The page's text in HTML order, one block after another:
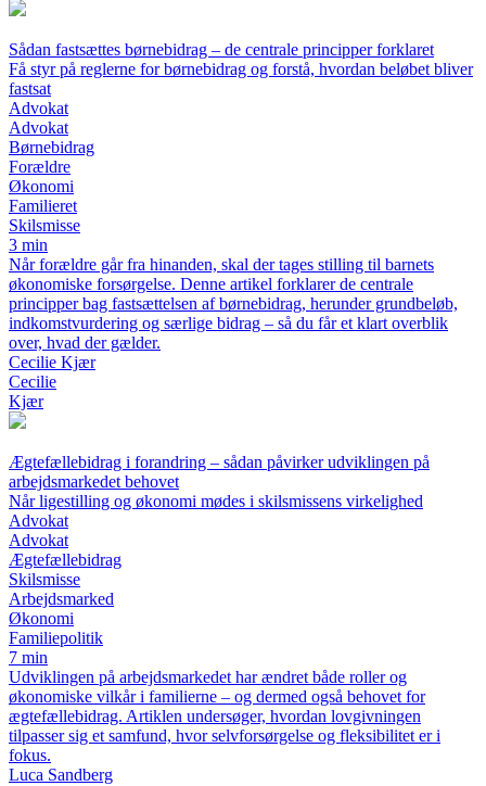
Sådan fastsættes børnebidrag – de centrale principper forklaret
Få styr på reglerne for børnebidrag og forstå, hvordan beløbet bliver
fastsat
Advokat
Advokat
Børnebidrag
Forældre
Økonomi
Familieret
Skilsmisse
3 min
Når forældre går fra hinanden, skal der tages stilling til barnets
økonomiske forsørgelse. Denne artikel forklarer de centrale
principper bag fastsættelsen af børnebidrag, herunder grundbeløb,
indkomstvurdering og særlige bidrag – så du får et klart overblik
over, hvad der gælder.
Cecilie Kjær
Cecilie
Kjær
Ægtefællebidrag i forandring – sådan påvirker udviklingen på
arbejdsmarkedet behovet
Når ligestilling og økonomi mødes i skilsmissens virkelighed
Advokat
Advokat
Ægtefællebidrag
Skilsmisse
Arbejdsmarked
Økonomi
Familiepolitik
7 min
Udviklingen på arbejdsmarkedet har ændret både roller og
økonomiske vilkår i familierne – og dermed også behovet for
ægtefællebidrag. Artiklen undersøger, hvordan lovgivningen
tilpasser sig et samfund, hvor selvforsørgelse og fleksibilitet er i
fokus.
Luca Sandberg